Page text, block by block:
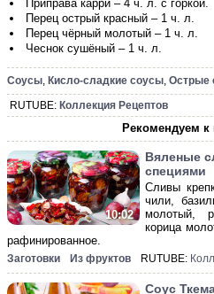
Приправа карри – 4 ч. л. с горкой.
Перец острый красный – 1 ч. л.
Перец чёрный молотый – 1 ч. л.
Чеснок сушёный – 1 ч. л.
Соусы, Кисло-сладкие соусы, Острые
RUTUBE: Коллекция Рецептов
Рекомендуем к
10:02
Вяленые
специями
Сливы
чили,
молотый,
корица
рафинированное.
Заготовки Из фруктов RUTUBE:
Соус